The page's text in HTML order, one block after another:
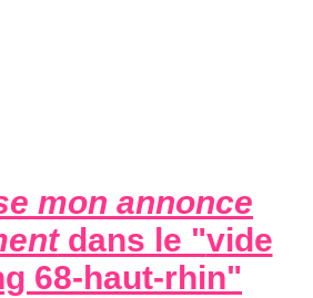
mon annonce
dans le "vide
68-haut-rhin"